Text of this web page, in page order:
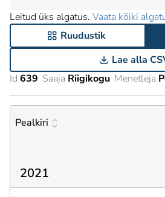
Leitud üks algatus. Vaata kõiki
Ruudustik
Lae alla
Id 639 Saaja Riigikogu Menetleja
Pealkiri
2021